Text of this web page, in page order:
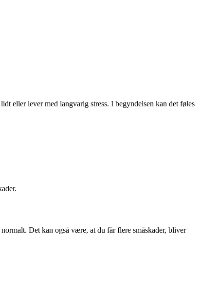
eller lever med langvarig stress. I begyndelsen kan det føles
Det kan også være, at du får flere småskader, bliver